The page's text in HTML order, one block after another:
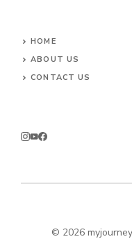
HOME
ABOUT US
CONTACT US
© 2026